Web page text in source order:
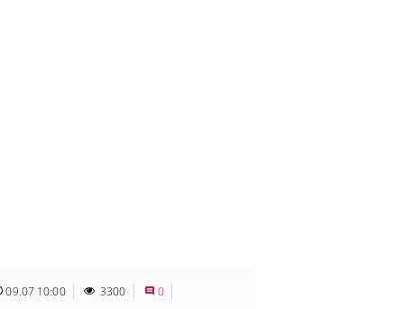
09.07 10:00 3300 0